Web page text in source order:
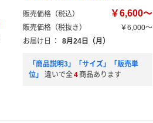
販売価格（税込） ￥6,600～
販売価格（税抜き）
￥6,000～
お届け日
： 8月24日（月）
「商品説明3」「サイズ」「販売単
位」
違いで全4 商品あります